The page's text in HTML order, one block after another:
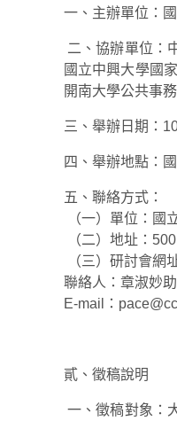
一、主辦單位：
二、協辦單位：
國立中興大學國
開南大學公共事
三、舉辦日期：
四、舉辦地點：
五、聯絡方式：
（一）單位：國
（二）地址：
（三）研討會網
聯絡人：章淑妙
E-mail：
貳、 徵稿說明
一、徵稿對象：